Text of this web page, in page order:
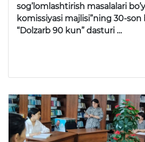
sog’lomlashtirish masalalari
komissiyasi majlisi”ning 30-
“Dolzarb 90 kun” dasturi …